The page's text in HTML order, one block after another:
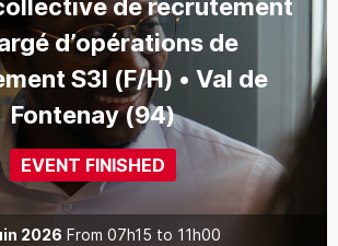
de recrutement
d’opérations de
S3I (F/H) • Val de
Fontenay (94)
EVENT FINISHED
2026 From 07h15 to 11h00